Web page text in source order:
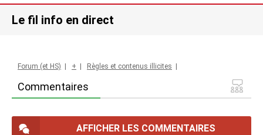
Le fil info en direct
Commentaires
Forum (et HS) + Règles et contenus illicites
AFFICHER LES COMMENTAIRES